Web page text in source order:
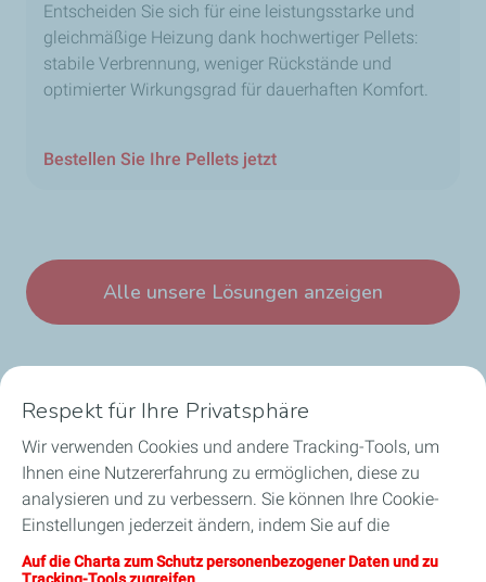
Entscheiden Sie sich für eine leistungsstarke und
gleichmäßige Heizung dank hochwertiger Pellets:
stabile Verbrennung, weniger Rückstände und
optimierter Wirkungsgrad für dauerhaften Komfort.
Bestellen Sie Ihre Pellets jetzt
Alle unsere Lösungen anzeigen
Unsere Geschäftsbereiche in Luxemburg
Unsere Produkte
Nützliche Links
Respekt für Ihre Privatsphäre
Wir verwenden Cookies und andere Tracking-Tools, um
Ihnen eine Nutzererfahrung zu ermöglichen, diese zu
analysieren und zu verbessern. Sie können Ihre Cookie-
Einstellungen jederzeit ändern, indem Sie auf die
Schaltfläche „Meine Cookies verwalten“ klicken. Durch
Anklicken der Schaltfläche „Annehmen“ stimmen Sie der
Auf die Charta zum Schutz personenbezogener Daten und zu